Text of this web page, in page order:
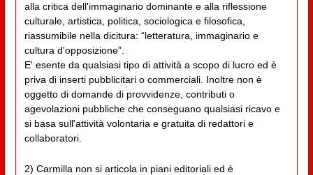
alla critica dell'immaginario dominante e alla riflessione
culturale, artistica, politica, sociologica e filosofica,
riassumibile nella dicitura: “letteratura, immaginario e
cultura d'opposizione”.
E' esente da qualsiasi tipo di attività a scopo di lucro ed è
priva di inserti pubblicitari o commerciali. Inoltre non è
oggetto di domande di provvidenze, contributi o
agevolazioni pubbliche che conseguano qualsiasi ricavo e
si basa sull'attività volontaria e gratuita di redattori e
collaboratori.
2) Carmilla non si articola in piani editoriali ed è